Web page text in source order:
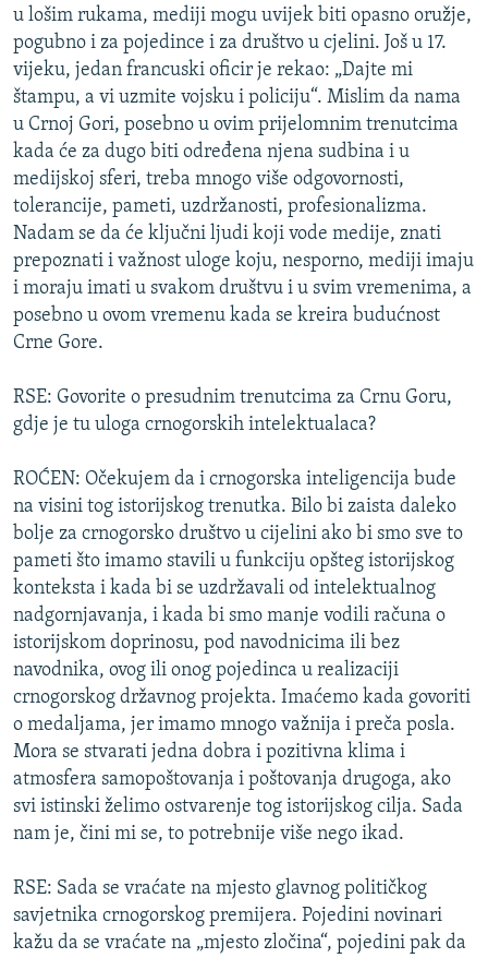
u lošim rukama, mediji mogu uvijek biti opasno oružje,
pogubno i za pojedince i za društvo u cjelini. Još u 17.
vijeku, jedan francuski oficir je rekao: „Dajte mi
štampu, a vi uzmite vojsku i policiju“. Mislim da nama
u Crnoj Gori, posebno u ovim prijelomnim trenutcima
kada će za dugo biti određena njena sudbina i u
medijskoj sferi, treba mnogo više odgovornosti,
tolerancije, pameti, uzdržanosti, profesionalizma.
Nadam se da će ključni ljudi koji vode medije, znati
prepoznati i važnost uloge koju, nesporno, mediji imaju
i moraju imati u svakom društvu i u svim vremenima, a
posebno u ovom vremenu kada se kreira budućnost
Crne Gore.
RSE: Govorite o presudnim trenutcima za Crnu Goru,
gdje je tu uloga crnogorskih intelektualaca?
ROĆEN: Očekujem da i crnogorska inteligencija bude
na visini tog istorijskog trenutka. Bilo bi zaista daleko
bolje za crnogorsko društvo u cijelini ako bi smo sve to
pameti što imamo stavili u funkciju opšteg istorijskog
konteksta i kada bi se uzdržavali od intelektualnog
nadgornjavanja, i kada bi smo manje vodili računa o
istorijskom doprinosu, pod navodnicima ili bez
navodnika, ovog ili onog pojedinca u realizaciji
crnogorskog državnog projekta. Imaćemo kada govoriti
o medaljama, jer imamo mnogo važnija i preča posla.
Mora se stvarati jedna dobra i pozitivna klima i
atmosfera samopoštovanja i poštovanja drugoga, ako
svi istinski želimo ostvarenje tog istorijskog cilja. Sada
nam je, čini mi se, to potrebnije više nego ikad.
RSE: Sada se vraćate na mjesto glavnog političkog
savjetnika crnogorskog premijera. Pojedini novinari
kažu da se vraćate na „mjesto zločina“, pojedini pak da